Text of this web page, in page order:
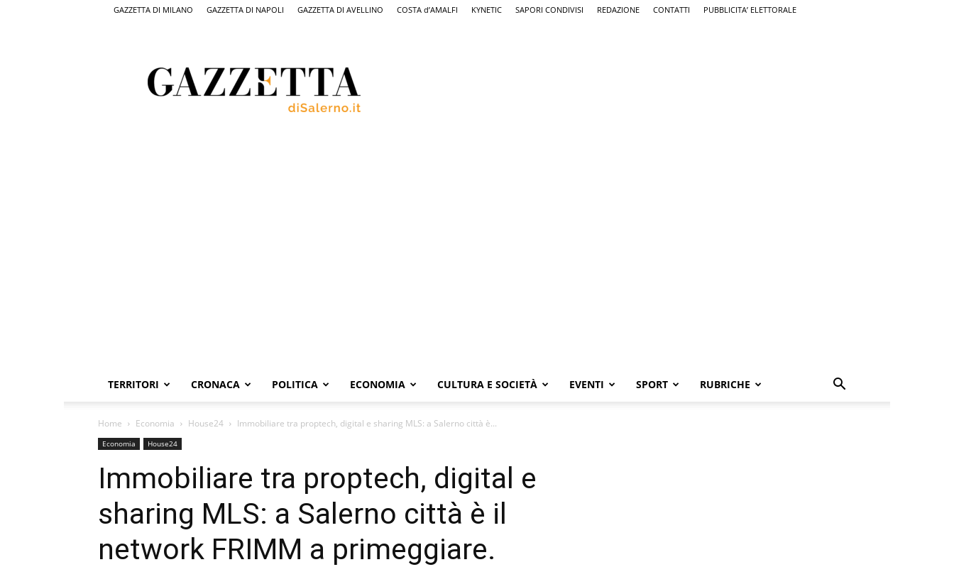
GAZZETTA DI MILANO GAZZETTA DI NAPOLI GAZZETTA DI AVELLINO COSTA d’AMALFI KYNETIC SAPORI CONDIVISI REDAZIONE CONTATTI PUBBLICITA’ ELETTORALE
Salerno,
il
quotidiano
TERRITORI CRONACA POLITICA ECONOMIA CULTURA E SOCIETÀ EVENTI SPORT RUBRICHE
Home Economia House24 Immobiliare tra proptech, digital e sharing MLS: a Salerno città è...
Economia House24
Immobiliare tra proptech, digital e
sharing MLS: a Salerno città è il
network FRIMM a primeggiare.